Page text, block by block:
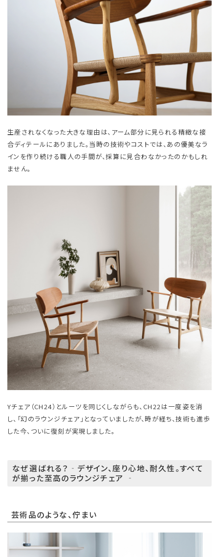
生産されなくなった大きな理由は、アーム部分に見られる精緻な接
合ディテールにありました。当時の技術やコストでは、あの優美なラ
インを作り続ける職人の手間が、採算に見合わなかったのかもしれ
ません。
Yチェア（CH24）とルーツを同じくしながらも、CH22は一度姿を消
し、「幻のラウンジチェア」となっていましたが、時が経ち、技術も進歩
した今、ついに復刻が実現しました。
なぜ選ばれる？‐デザイン、座り心地、耐久性。すべて
が揃った至高のラウンジチェア ‐
芸術品のような、佇まい